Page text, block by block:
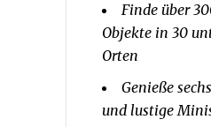
Finde über
Objekte in 30
Orten
Genieße
und lustige